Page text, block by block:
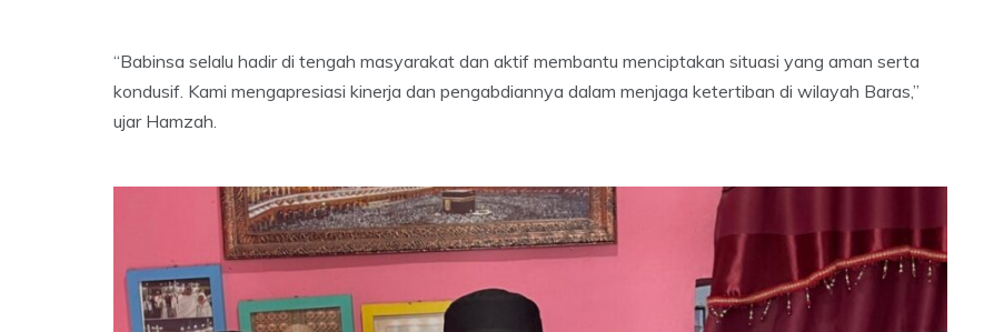
“Babinsa selalu hadir di tengah masyarakat dan aktif membantu menciptakan situasi yang aman serta
kondusif. Kami mengapresiasi kinerja dan pengabdiannya dalam menjaga ketertiban di wilayah Baras,”
ujar Hamzah.